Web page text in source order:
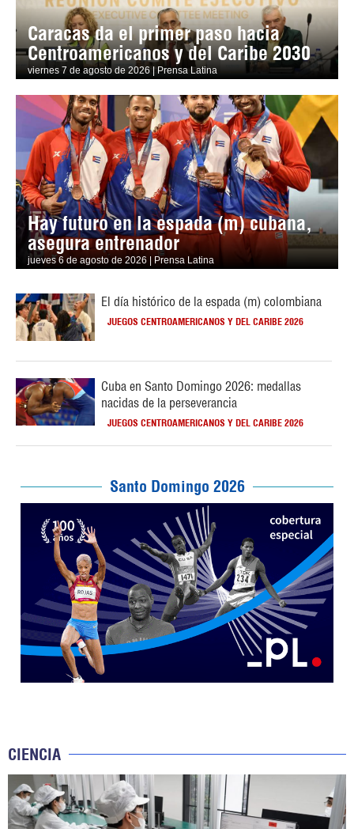
Caracas da el primer paso hacia
Centroamericanos y del Caribe 2030
viernes 7 de agosto de 2026 | Prensa Latina
Hay futuro en la espada (m) cubana,
asegura entrenador
jueves 6 de agosto de 2026 | Prensa Latina
El día histórico de la espada (m) colombiana
JUEGOS CENTROAMERICANOS Y DEL CARIBE 2026
Cuba en Santo Domingo 2026: medallas
nacidas de la perseverancia
JUEGOS CENTROAMERICANOS Y DEL CARIBE 2026
Santo Domingo 2026
CIENCIA